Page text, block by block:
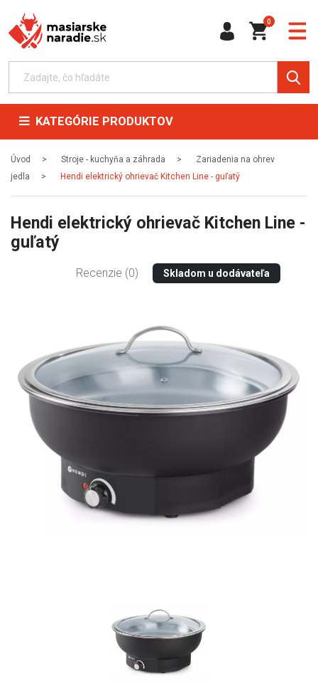
0
KATEGÓRIE PRODUKTOV
Úvod Stroje - kuchyňa a záhrada
Zariadenia na ohrev
jedla
Hendi elektrický ohrievač Kitchen Line - guľatý
Hendi elektrický ohrievač Kitchen Line -
guľatý
Recenzie (0) Skladom u dodávateľa